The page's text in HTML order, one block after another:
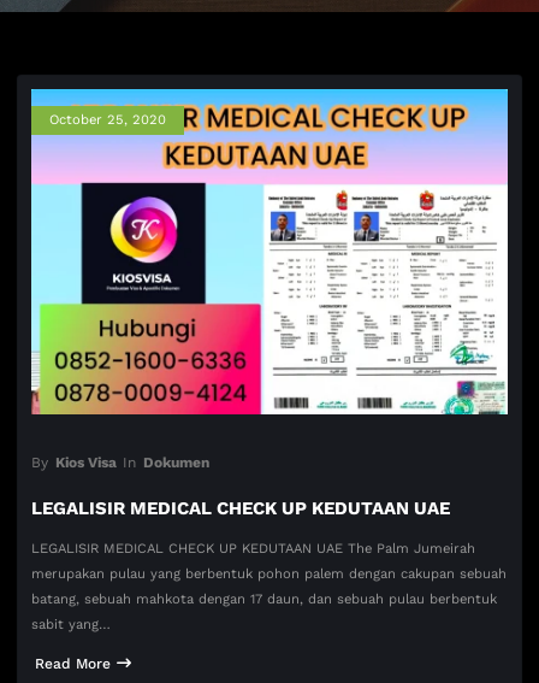
October 25, 2020
By Kios Visa In Dokumen
LEGALISIR MEDICAL CHECK UP KEDUTAAN UAE
LEGALISIR MEDICAL CHECK UP KEDUTAAN UAE The Palm Jumeirah
merupakan pulau yang berbentuk pohon palem dengan cakupan sebuah
batang, sebuah mahkota dengan 17 daun, dan sebuah pulau berbentuk
sabit yang…
Read More